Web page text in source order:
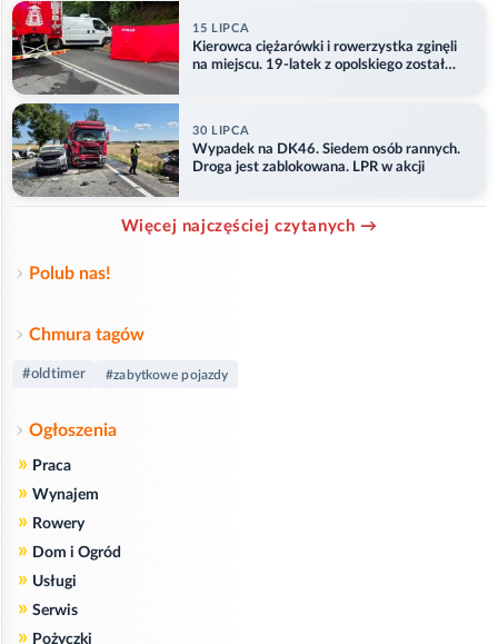
15 LIPCA
Kierowca ciężarówki i rowerzystka zginęli
na miejscu. 19-latek z opolskiego został
30 LIPCA
Wypadek na DK46. Siedem osób rannych.
Droga jest zablokowana. LPR w akcji
Więcej najczęściej czytanych →
Polub nas!
Chmura tagów
#oldtimer #zabytkowe pojazdy
Ogłoszenia
» Praca
» Wynajem
» Rowery
» Dom i Ogród
» Usługi
» Serwis
» Pożyczki